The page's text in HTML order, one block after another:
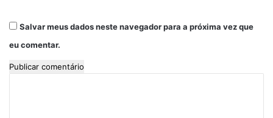
Salvar meus dados neste navegador para a próxima vez que
eu comentar.